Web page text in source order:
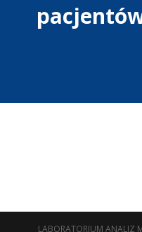
LABORATORIUM ANALIZ